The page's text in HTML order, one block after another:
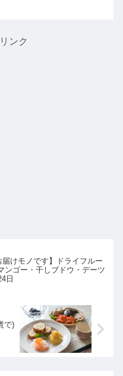
ンク
届けモノです】ドライフルー
ンゴー・干しブドウ・デーツ
日
で)